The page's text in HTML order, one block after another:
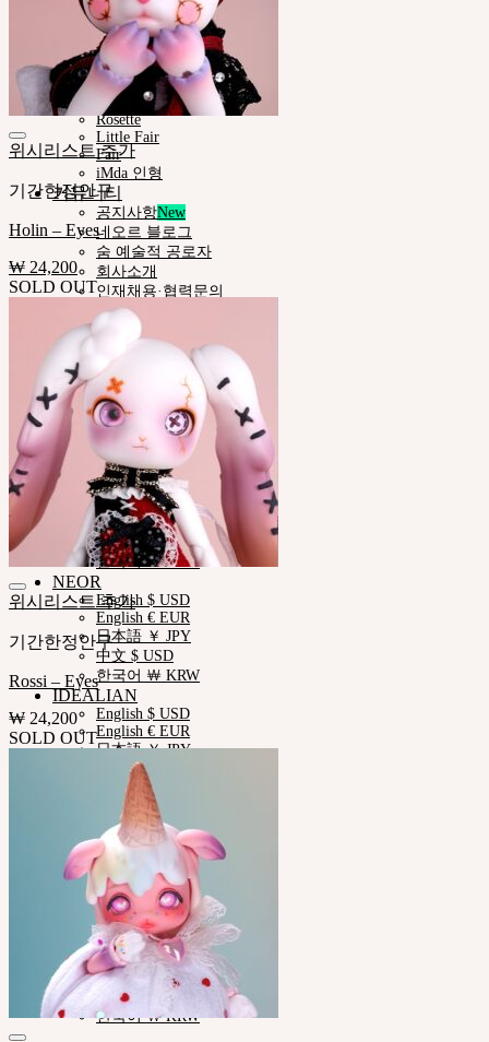
조립용품
커스텀용품
네오르-아카이브
Pet Doll
Timp
Nappy Choo
Rosette
Little Fair
Fair
iMda 인형
커뮤니티
공지사항
네오르 블로그
숨 예술적 공로자
회사소개
인재채용·협력문의
고객지원
쇼핑몰이용안내
인형사이즈정보
스킨컬러가이드
사용설명서
정품인증조회
자주묻는질문 (FAQ)
고객센터 (Q&A)
THE GEM
English $ USD
English € EUR
日本語 ￥ JPY
中文 $ USD
한국어 ￦ KRW
NEOR
English $ USD
English € EUR
日本語 ￥ JPY
中文 $ USD
한국어 ￦ KRW
IDEALIAN
English $ USD
English € EUR
日本語 ￥ JPY
中文 $ USD
한국어 ￦ KRW
ROSETTE
English $ USD
English € EUR
日本語 ￥ JPY
中文 $ USD
한국어 ￦ KRW
LILA
English $ USD
English € EUR
日本語 ￥ JPY
中文 $ USD
한국어 ￦ KRW
위시리스트 추가
기간한정안구
Holin – Eyes
₩ 24,200
SOLD OUT
위시리스트 추가
기간한정안구
Rossi – Eyes
₩ 24,200
SOLD OUT